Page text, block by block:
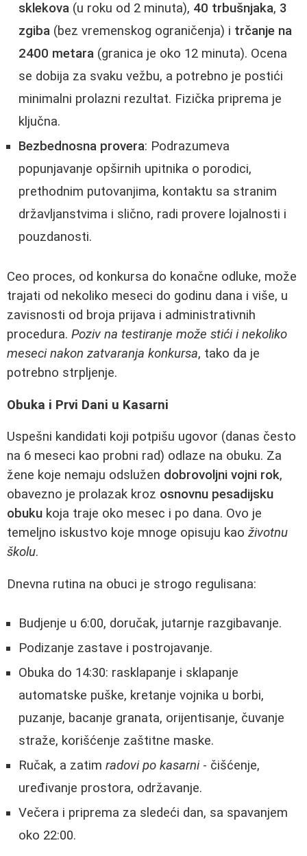
sklekova (u roku od 2 minuta), 40 trbušnjaka, 3
zgiba (bez vremenskog ograničenja) i trčanje na
2400 metara (granica je oko 12 minuta). Ocena
se dobija za svaku vežbu, a potrebno je postići
minimalni prolazni rezultat. Fizička priprema je
ključna.
Bezbednosna provera: Podrazumeva
popunjavanje opširnih upitnika o porodici,
prethodnim putovanjima, kontaktu sa stranim
državljanstvima i slično, radi provere lojalnosti i
pouzdanosti.
Ceo proces, od konkursa do konačne odluke, može
trajati od nekoliko meseci do godinu dana i više, u
zavisnosti od broja prijava i administrativnih
procedura. Poziv na testiranje može stići i nekoliko
meseci nakon zatvaranja konkursa, tako da je
potrebno strpljenje.
Obuka i Prvi Dani u Kasarni
Uspešni kandidati koji potpišu ugovor (danas često
na 6 meseci kao probni rad) odlaze na obuku. Za
žene koje nemaju odslužen dobrovoljni vojni rok,
obavezno je prolazak kroz osnovnu pesadijsku
obuku koja traje oko mesec i po dana. Ovo je
temeljno iskustvo koje mnoge opisuju kao životnu
školu.
Dnevna rutina na obuci je strogo regulisana:
Budjenje u 6:00, doručak, jutarnje razgibavanje.
Podizanje zastave i postrojavanje.
Obuka do 14:30: rasklapanje i sklapanje
automatske puške, kretanje vojnika u borbi,
puzanje, bacanje granata, orijentisanje, čuvanje
straže, korišćenje zaštitne maske.
Ručak, a zatim radovi po kasarni- čišćenje,
uređivanje prostora, održavanje.
Večera i priprema za sledeći dan, sa spavanjem
oko 22:00.